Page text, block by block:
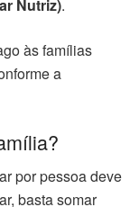
Nutriz).
às famílias
a
por pessoa deve
basta somar